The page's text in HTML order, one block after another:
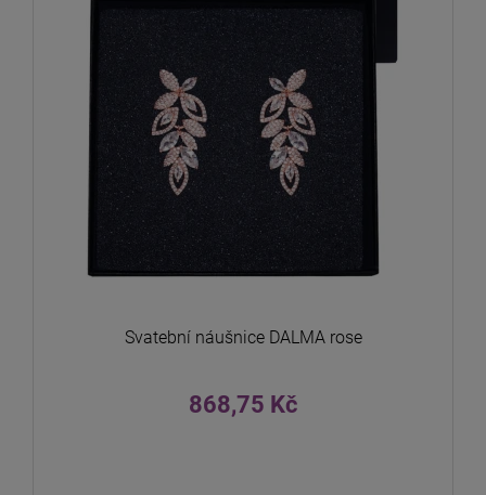
Svatební náušnice DALMA rose
868,75 Kč